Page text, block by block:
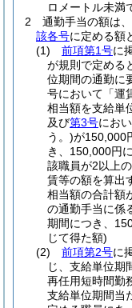
ロメートル未満
2
通勤手当の額は、
該各号に定める額
(1)
前項第1号に
が規則で定める
位期間の通勤に
号において「運
相当額を支給単
及び第3号にお
う。)が150,000
き、150,000円
該職員が2以上
賃等の額を算出
相当額の合計額
の通勤手当に係
期間につき、
じて得た額)
(2)
前項第2号に
じ、支給単位期
再任用短時間勤
支給単位期間当